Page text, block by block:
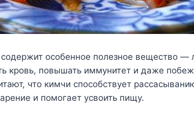
содержит особенное полезное вещество —
кровь, повышать иммунитет и даже
что кимчи способствует
и помогает усвоить пищу.